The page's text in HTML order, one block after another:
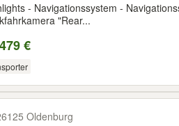
- Navigationssystem -
"Rear...
€
Oldenburg